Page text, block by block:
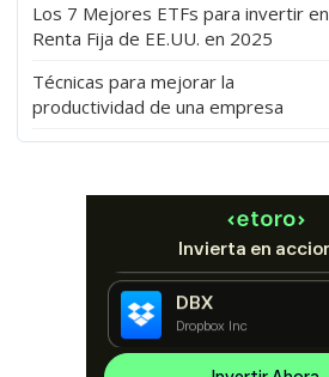
Los 7 Mejores ETFs para invertir en
Renta Fija de EE.UU. en 2025
Técnicas para mejorar la
productividad de una empresa